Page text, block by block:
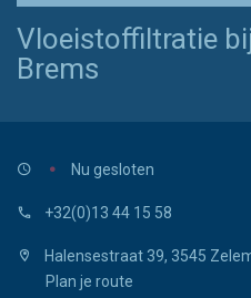
Vloeistoffiltratie
Brems
Nu gesloten
+32(0)13 44 15 58
Halensestraat 39, 3545
Plan je route